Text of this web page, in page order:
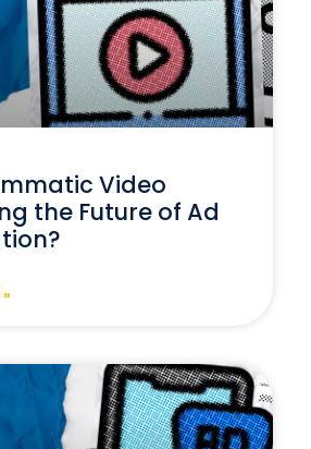
Video
the Future of Ad